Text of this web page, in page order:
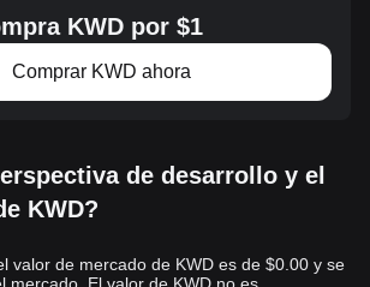
KWD por $1
Comprar KWD ahora
de desarrollo y el
KWD?
valor de mercado de KWD es de $0.00 y se